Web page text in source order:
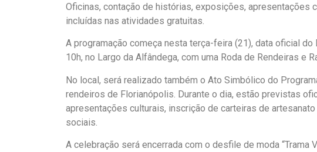
Oficinas, contação de histórias, exposições, apresentações
incluídas nas atividades gratuitas.
A programação começa nesta terça-feira (21), data oficial
10h, no Largo da Alfândega, com uma Roda de Rendeiras e
No local, será realizado também o Ato Simbólico do
rendeiros de Florianópolis. Durante o dia, estão previstas
apresentações culturais, inscrição de carteiras de
sociais.
A celebração será encerrada com o desfile de moda “Trama